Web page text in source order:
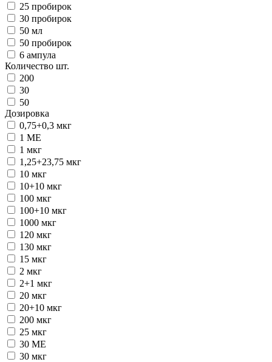
25 пробирок
30 пробирок
50 мл
50 пробирок
6 ампула
Количество шт.
200
30
50
Дозировка
0,75+0,3 мкг
1 ME
1 мкг
1,25+23,75 мкг
10 мкг
10+10 мкг
100 мкг
100+10 мкг
1000 мкг
120 мкг
130 мкг
15 мкг
2 мкг
2+1 мкг
20 мкг
20+10 мкг
200 мкг
25 мкг
30 ME
30 мкг